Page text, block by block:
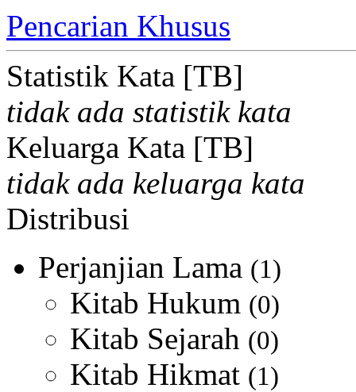
Pencarian Khusus
Statistik Kata [TB]
tidak ada statistik kata
Keluarga Kata [TB]
tidak ada keluarga kata
Distribusi
Perjanjian Lama (1)
Kitab Hukum (0)
Kitab Sejarah (0)
Kitab Hikmat (1)